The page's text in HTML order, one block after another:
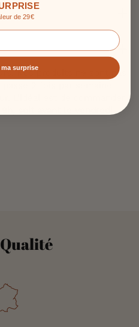
Nos produits ne sont pas
de 29€
surprise